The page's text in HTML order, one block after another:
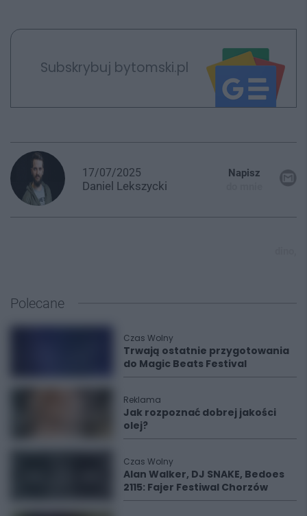
Subskrybuj bytomski.pl
17/07/2025
Daniel Lekszycki
Napisz
Polecane
Czas Wolny
Trwają ostatnie przygotowania
do Magic Beats Festival
Reklama
Jak rozpoznać dobrej jakości
olej?
Czas Wolny
Alan Walker, DJ SNAKE, Bedoes
2115: Fajer Festiwal Chorzów